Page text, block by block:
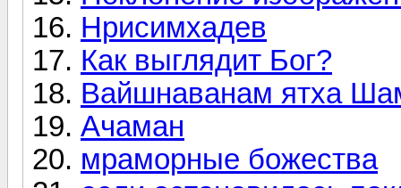
Нрисимхадев
Как выглядит Бог?
Вайшнаванам ятха
Ачаман
мраморные божества